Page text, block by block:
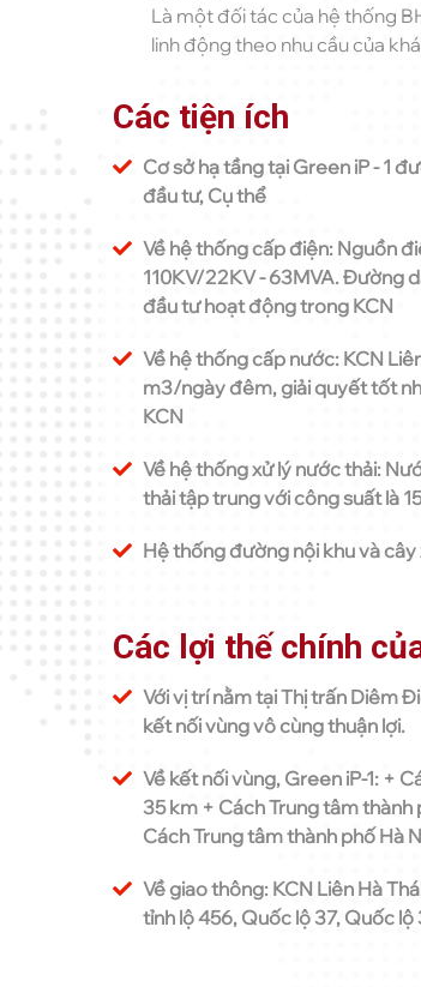
Là một đối tác của hệ thống
linh động theo nhu cầu của
Các tiện ích
Cơ sở hạ tầng tại Green iP - 1
đầu tư, Cụ thể
Về hệ thống cấp điện: Nguồn
110KV/22KV - 63MVA. Đường
đầu tư hoạt động trong KCN
Về hệ thống cấp nước: KCN
m3/ngày đêm, giải quyết tốt
KCN
Về hệ thống xử lý nước thải:
thải tập trung với công suất là
Hệ thống đường nội khu và
Các lợi thế chính
Với vị trí nằm tại Thị trấn Diêm
kết nối vùng vô cùng thuận lợi.
Về kết nối vùng, Green iP-1: +
35 km + Cách Trung tâm thành
Cách Trung tâm thành phố Hà
Về giao thông: KCN Liên Hà
tỉnh lộ 456, Quốc lộ 37, Quốc lộ